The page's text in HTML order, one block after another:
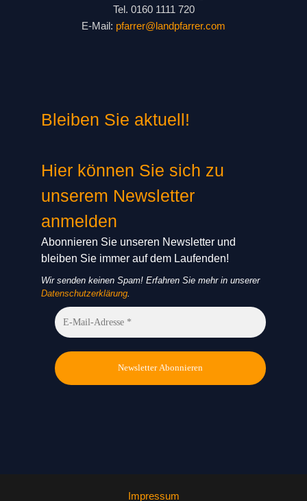
Tel. 0160 1111 720
E-Mail: pfarrer@landpfarrer.com
Bleiben Sie aktuell!
Hier können Sie sich zu
unserem Newsletter
anmelden
Abonnieren Sie unseren Newsletter und
bleiben Sie immer auf dem Laufenden!
Wir senden keinen Spam! Erfahren Sie mehr in unserer
Datenschutzerklärung.
Impressum